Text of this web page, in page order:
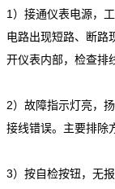
1）接通仪表电源，
电路出现短路、断路
开仪表内部，检查排
2）故障指示灯亮，
接线错误。主要排除
3）按自检按钮，无